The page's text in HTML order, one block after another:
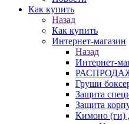
Как купить
Назад
Как купить
Интернет-магазин
Назад
Интернет-
Груши
Защита
Защита
Кимоно (ги)